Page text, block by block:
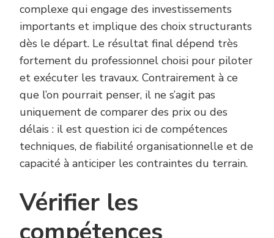
complexe qui engage des investissements
importants et implique des choix structurants
dès le départ. Le résultat final dépend très
fortement du professionnel choisi pour piloter
et exécuter les travaux. Contrairement à ce
que l’on pourrait penser, il ne s’agit pas
uniquement de comparer des prix ou des
délais : il est question ici de compétences
techniques, de fiabilité organisationnelle et de
capacité à anticiper les contraintes du terrain.
Vérifier les